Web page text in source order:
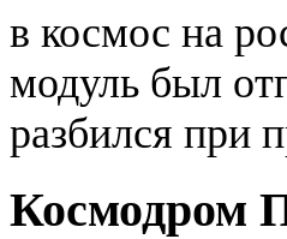
в космос на
модуль был
разбился при
Космодром